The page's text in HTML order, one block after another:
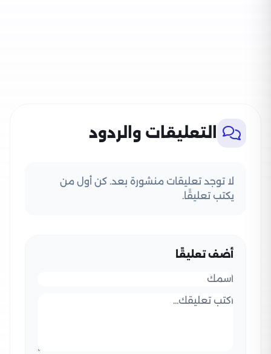
التعليقات والردود
لا توجد تعليقات منشورة بعد. كن أول من
يكتب تعليقًا.
أضف تعليقًا